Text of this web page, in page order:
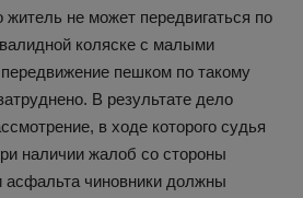
житель не может передвигаться по
коляске с малыми
пешком по такому
В результате дело
в ходе которого судья
наличии жалоб со стороны
асфальта чиновники должны